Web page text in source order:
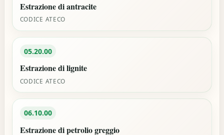
Estrazione di antracite
CODICE ATECO
05.20.00
Estrazione di lignite
CODICE ATECO
06.10.00
Estrazione di petrolio greggio